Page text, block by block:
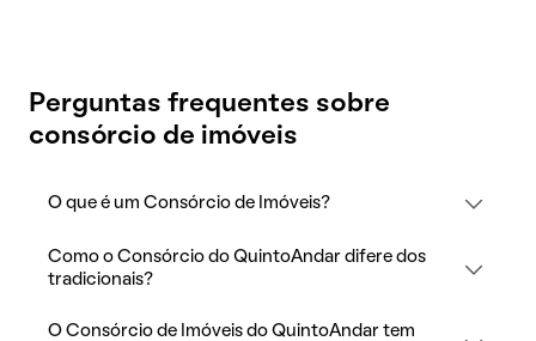
Perguntas frequentes sobre
consórcio de imóveis
O que é um Consórcio de Imóveis?
Como o Consórcio do QuintoAndar difere dos
tradicionais?
O Consórcio de Imóveis do QuintoAndar tem